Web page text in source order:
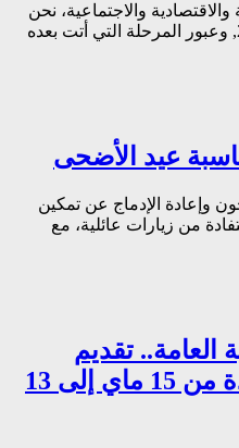
والاجتماعية، نحن
في المغرب بعد صدور دستور 2011, وعبور المرحلة التي أتت بعده
عيد الأضحى
وإعادة الإدماج عن تمكين
من زيارات عائلية، مع
العامة.. تقديم
طلبات التسجيل الجديدة من 15 ماي إلى 13